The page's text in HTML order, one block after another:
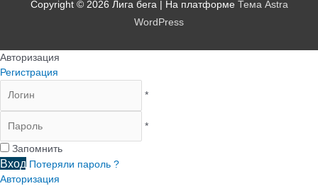
Copyright © 2026 Лига бега | На платформе Тема Astra
WordPress
Авторизация
Регистрация
*
*
Запомнить
Вход Потеряли пароль ?
Авторизация